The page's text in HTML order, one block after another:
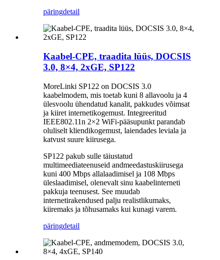
päringdetail
Kaabel-CPE, traadita lüüs, DOCSIS
3.0, 8×4, 2xGE, SP122
MoreLinki SP122 on DOCSIS 3.0
kaabelmodem, mis toetab kuni 8 allavoolu ja 4
ülesvoolu ühendatud kanalit, pakkudes võimsat
ja kiiret internetikogemust. Integreeritud
IEEE802.11n 2×2 WiFi-pääsupunkt parandab
oluliselt kliendikogemust, laiendades leviala ja
katvust suure kiirusega.
SP122 pakub sulle täiustatud
multimeediateenuseid andmeedastuskiirusega
kuni 400 Mbps allalaadimisel ja 108 Mbps
üleslaadimisel, olenevalt sinu kaabelinterneti
pakkuja teenusest. See muudab
internetirakendused palju realistlikumaks,
kiiremaks ja tõhusamaks kui kunagi varem.
päringdetail